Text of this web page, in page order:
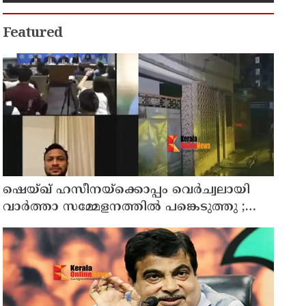
Featured
ഷെയ്ഖ് ഹസീനയ്ക്കൊപ്പം വെര്‍ച്വലായി
വാര്‍ത്താ സമ്മേളനത്തില്‍ പങ്കെടുത്തു ;
ബംഗ്ലാദേശ് ക്രിക്കറ്റ് ടീം മുന്‍ ക്യാപ്റ്റനും
അവാമി ലീഗ് എംപിയുമായിരുന്ന ഷാക്കിബ്
അല്‍ ഹസന്റെ വീടിന് നേരെ പെട്രോള്‍
ബോംബേറ്